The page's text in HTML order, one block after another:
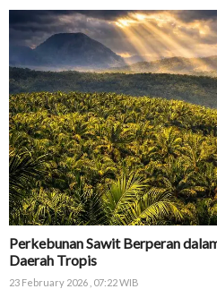
Perkebunan Sawit Berperan
Daerah Tropis
23 February 2026 , 07:22 WIB